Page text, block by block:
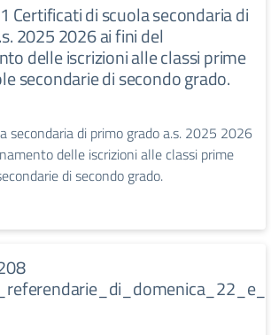
Certificati di scuola secondaria di
2025 2026 ai fini del
delle iscrizioni alle classi prime
secondarie di secondo grado.
secondaria di primo grado a.s. 2025 2026
delle iscrizioni alle classi prime
di secondo grado.